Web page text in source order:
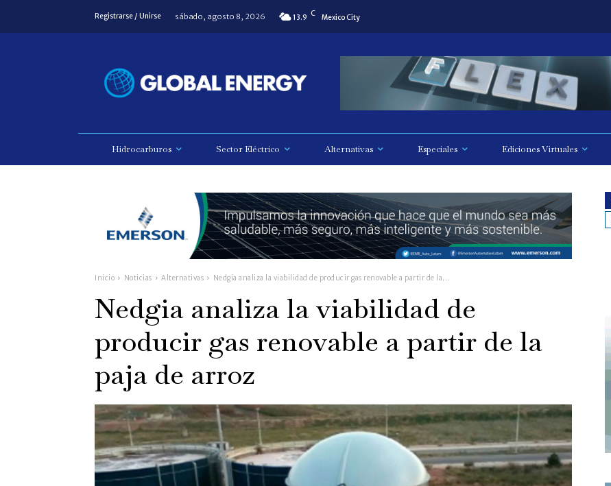
Registrarse / Unirse sábado, agosto 8, 2026 13.9 C Mexico City
Hidrocarburos Sector Eléctrico Alternativas Especiales Ediciones Virtuales
Inicio Noticias Alternativas Nedgia analiza la viabilidad de producir gas renovable a partir de la...
Nedgia analiza la viabilidad de
producir gas renovable a partir de la
paja de arroz